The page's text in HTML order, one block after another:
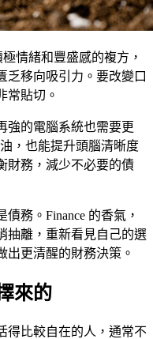
情緒和豐盛感的複方，
乏移向吸引力。要改變口
常貼切。
強的電腦系統也需要更
，也能提升頭腦清晰度
財務，減少不必要的債
務。Finance 的香氣，
抽離，重新看見自己的選
出更清醒的財務決策。
來的
得比較自在的人，通常不